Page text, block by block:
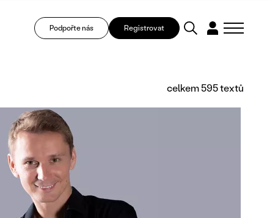
Podpořte nás Registrovat
celkem 595 textů